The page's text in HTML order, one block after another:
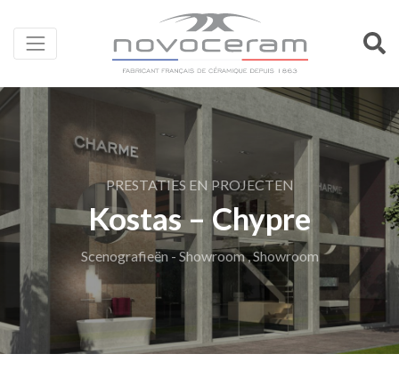
PRESTATIES EN PROJECTEN
Kostas – Chypre
Scenografieën - Showroom , Showroom